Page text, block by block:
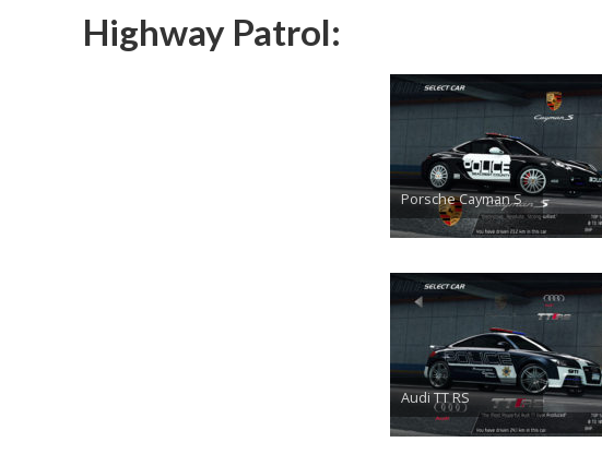
Highway Patrol:
Porsche Cayman S
Audi TT RS